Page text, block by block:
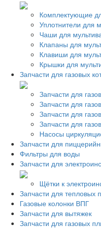
Комплектующие
Уплотнители для
Чаши для
Клапаны для
Клавиши для
Крышки для
Запчасти для газовых
Запчасти для
Запчасти для
Запчасти для
Запчасти для
Насосы
Запчасти для
Фильтры для воды
Запчасти для
Щётки к
Запчасти для тепловых
Газовые колонки ВПГ
Запчасти для вытяжек
Запчасти для газовых